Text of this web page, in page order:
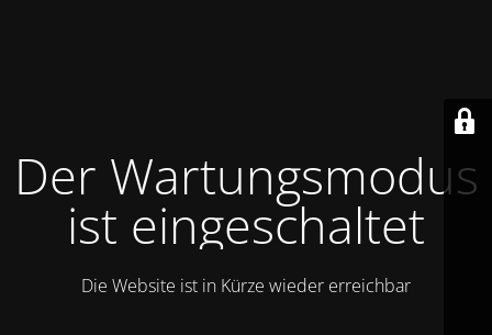
Der Wartungsmodus
ist eingeschaltet
Die Website ist in Kürze wieder erreichbar